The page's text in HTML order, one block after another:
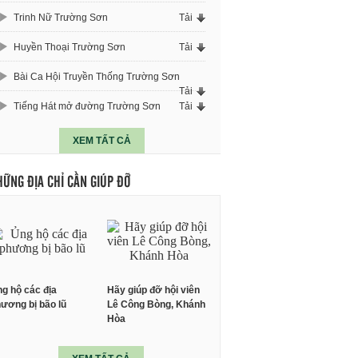
Trinh Nữ Trường Sơn Tải
Huyền Thoại Trường Sơn Tải
Bài Ca Hội Truyền Thống Trường Sơn
Tải
Tiếng Hát mở đường Trường Sơn
Tải
XEM TẤT CẢ
ĐỊA CHỈ CẦN GIÚP ĐỠ
hộ các địa
bị bão lũ
Hãy giúp đỡ hội viên
Lê Công Bòng, Khánh
Hòa